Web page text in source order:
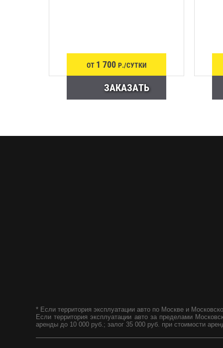
ОТ 1 700 Р./СУТКИ
ЗАКАЗАТЬ
* Если территория эксплуатации авто по Москве и
Если территория эксплуатации авто за пределами
аренды до 10 000 руб.; залог 35 000 руб. при стоимости